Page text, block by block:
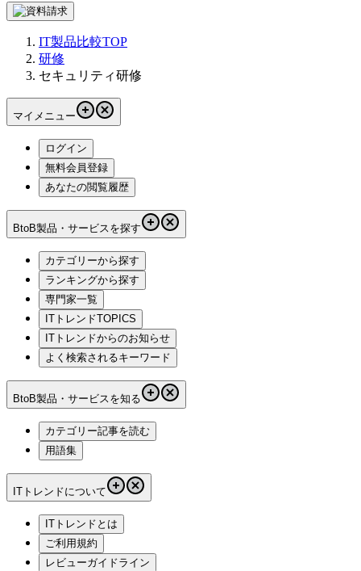
IT製品比較TOP
研修
セキュリティ研修
マイメニュー
ログイン
無料会員登録
あなたの閲覧履歴
BtoB製品・サービスを探す
カテゴリーから探す
ランキングから探す
専門家一覧
ITトレンドTOPICS
ITトレンドからのお知らせ
よく検索されるキーワード
BtoB製品・サービスを知る
カテゴリー記事を読む
用語集
ITトレンドについて
ITトレンドとは
ご利用規約
レビューガイドライン